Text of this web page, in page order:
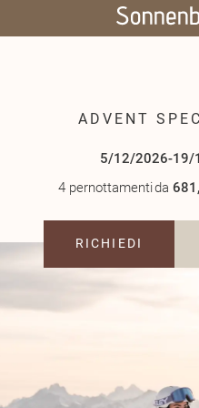
ADVENT
5/12/2026-19/
4 pernottamentida
RICHIEDI